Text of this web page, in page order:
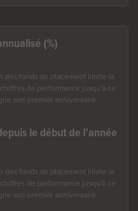
(%)
des fonds de placement limite la
de performance jusqu'à ce
son premier anniversaire.
le début de l’année
des fonds de placement limite la
de performance jusqu'à ce
son premier anniversaire.